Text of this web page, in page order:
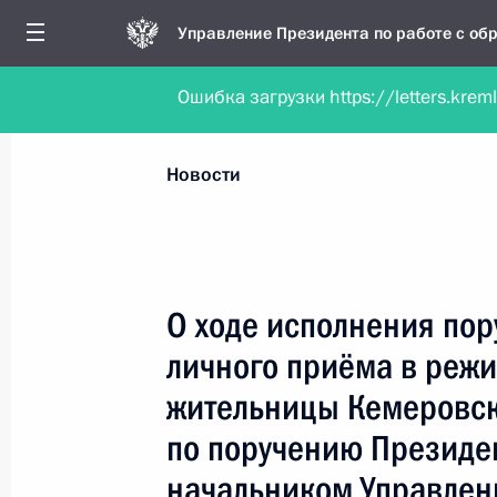
Управление Президента по работе с
Обратиться в форме электронного
Все новости
Новости личного приёма
Поручения, данные по результатам личного
приёма
Новости
О ходе исполнения
личного приёма в
жительницы
по поручению
Ошибка загрузки https://